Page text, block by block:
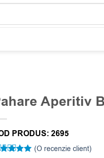
Aperitiv
PRODUS: 2695
(O recenzie client)